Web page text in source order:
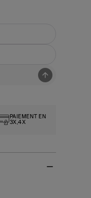
PAIEMENT EN
3X,4X